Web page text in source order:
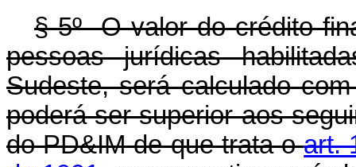
§ 5º O valor do crédito
pessoas jurídicas
Sudeste, será calculado
poderá ser superior aos
do PD&IM de que trata oart.